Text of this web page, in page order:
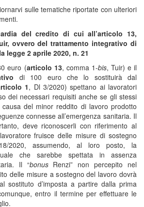
sulle tematiche riportate con ulteriori
del credito di cui all’articolo 13,
ovvero del trattamento integrativo di
legge 2 aprile 2020, n. 21
euro (articolo 13, comma 1-bis, Tuir) e il
di 100 euro che lo sostituirà dal
1, Dl 3/2020) spettano ai lavoratori
dei necessari requisiti anche se gli stessi
del minor reddito di lavoro prodotto
connesse all’emergenza sanitaria. Il
deve riconoscerli con riferimento al
fruisce delle misure di sostegno
2020, assumendo, al loro posto, la
che sarebbe spettata in assenza
Il “bonus Renzi” non percepito nel
delle misure a sostegno del lavoro dovrà
sostituto d’imposta a partire dalla prima
entro il termine per effettuare le